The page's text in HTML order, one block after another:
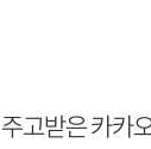
고받은 카카